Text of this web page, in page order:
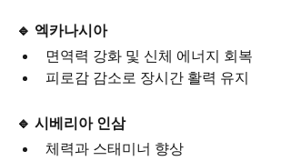
🔹 엑카나시아
면역력 강화 및 신체 에너지 회복
피로감 감소로 장시간 활력 유지
🔹 시베리아 인삼
체력과 스태미너 향상